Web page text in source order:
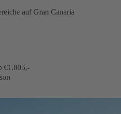
auf Gran Canaria
€1.005,-